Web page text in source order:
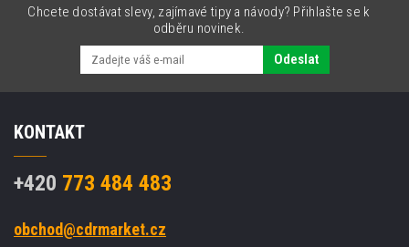
Chcete dostávat slevy, zajímavé tipy a návody? Přihlašte se k
odběru novinek.
Odeslat
KONTAKT
+420 773 484 483
obchod@cdrmarket.cz